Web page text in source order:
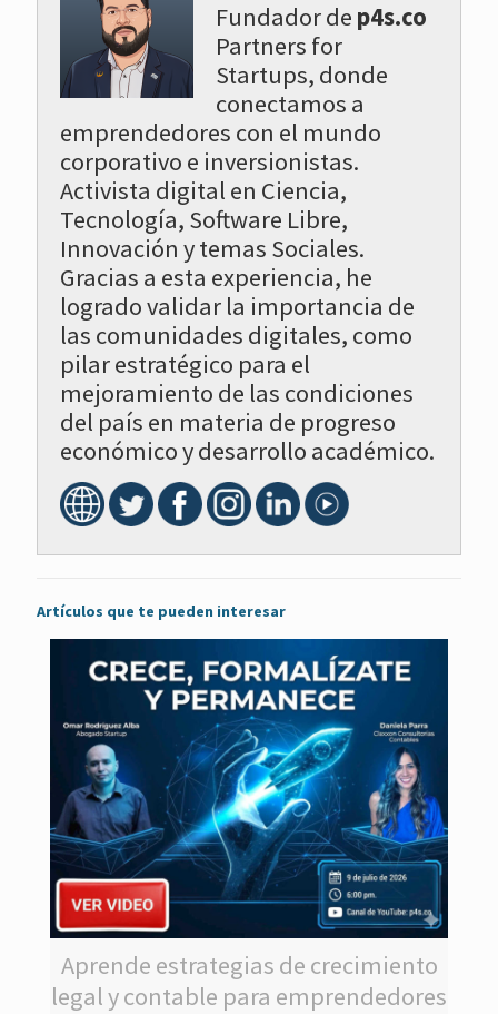
Fundador de p4s.co
Partners for
Startups, donde
conectamos a
emprendedores con el mundo
corporativo e inversionistas.
Activista digital en Ciencia,
Tecnología, Software Libre,
Innovación y temas Sociales.
Gracias a esta experiencia, he
logrado validar la importancia de
las comunidades digitales, como
pilar estratégico para el
mejoramiento de las condiciones
del país en materia de progreso
económico y desarrollo académico.
Artículos que te pueden interesar
Aprende estrategias de crecimiento
legal y contable para emprendedores